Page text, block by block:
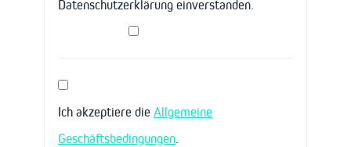
Datenschutzerklärung einverstanden.
Ich akzeptiere die Allgemeine
Geschäftsbedingungen